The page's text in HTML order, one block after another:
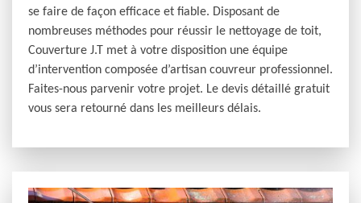
se faire de façon efficace et fiable. Disposant de
nombreuses méthodes pour réussir le nettoyage de toit,
Couverture J.T met à votre disposition une équipe
d’intervention composée d’artisan couvreur professionnel.
Faites-nous parvenir votre projet. Le devis détaillé gratuit
vous sera retourné dans les meilleurs délais.